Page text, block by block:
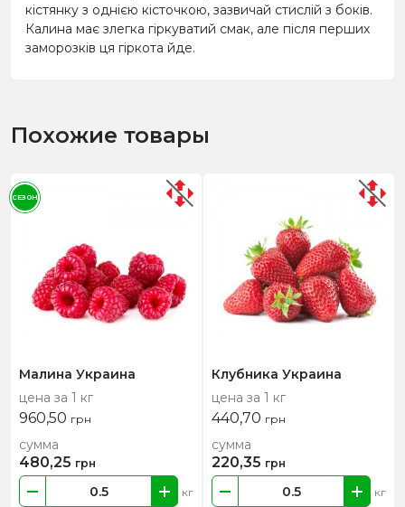
кістянку з однією кісточкою, зазвичай стислій з боків.
Калина має злегка гіркуватий смак, але після перших
заморозків ця гіркота йде.
Похожие товары
Малина Украина
цена за 1 кг
960,50 грн
кг
сумма
480,25 грн
СЕЗОН
Клубника Украина
цена за 1 кг
440,70 грн
кг
сумма
220,35 грн